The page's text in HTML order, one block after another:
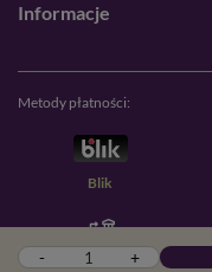
- +
Informacje
Metody płatności:
Blik
Przelew zwykły